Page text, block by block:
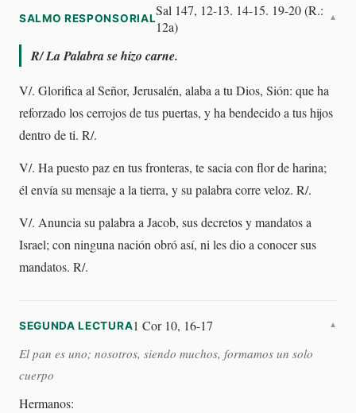
SALMO RESPONSORIALSal 147, 12-13. 14-15. 19-20 (R.:
12a)
▼
R/La Palabra se hizo carne.
V/. Glorifica al Señor, Jerusalén, alaba a tu Dios, Sión: que ha
reforzado los cerrojos de tus puertas, y ha bendecido a tus hijos
dentro de ti. R/.
V/. Ha puesto paz en tus fronteras, te sacia con flor de harina;
él envía su mensaje a la tierra, y su palabra corre veloz. R/.
V/. Anuncia su palabra a Jacob, sus decretos y mandatos a
Israel; con ninguna nación obró así, ni les dio a conocer sus
mandatos. R/.
SEGUNDA LECTURA1 Cor 10, 16-17 ▼
El pan es uno; nosotros, siendo muchos, formamos un solo
cuerpo
Hermanos: